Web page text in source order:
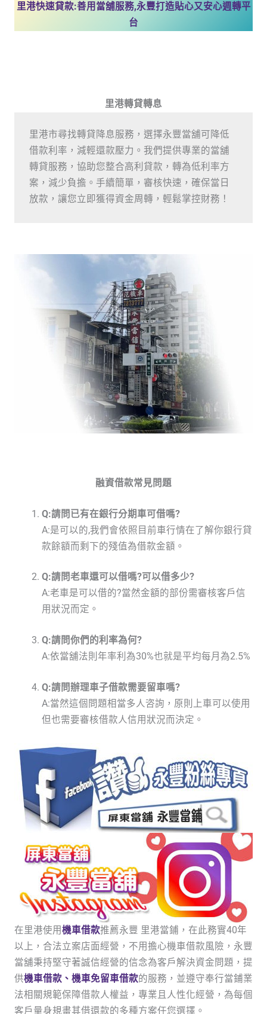
里港快速貸款:善用當舖服務,永豐打造貼心又安心週轉平
台
里港轉貸轉息
里港市尋找轉貸降息服務，選擇永豐當舖可降低
借款利率，減輕還款壓力。我們提供專業的當舖
轉貸服務，協助您整合高利貸款，轉為低利率方
案，減少負擔。手續簡單，審核快速，確保當日
放款，讓您立即獲得資金周轉，輕鬆掌控財務！
融資借款常見問題
Q:請問已有在銀行分期車可借嗎?
A:是可以的,我們會依照目前車行情在了解你銀行貸
款餘額而剩下的殘值為借款金額。
Q:請問老車還可以借嗎?可以借多少?
A:老車是可以借的?當然金額的部份需審核客戶信
用狀況而定。
Q:請問你們的利率為何?
A:依當舖法則年率利為30%也就是平均每月為2.5%
Q:請問辦理車子借款需要留車嗎?
A:當然這個問題相當多人咨詢，原則上車可以使用
但也需要審核借款人信用狀況而決定。
在里港使用機車借款推薦永豐 里港當鋪，在此務實40年
以上，合法立案店面經營，不用擔心機車借款風險，永豐
當舖秉持堅守著誠信經營的信念為客戶解決資金問題，提
供機車借款、機車免留車借款的服務，並遵守奉行當鋪業
法相關規範保障借款人權益，專業且人性化經營，為每個
客戶量身規畫其借還款的多種方案任您選擇。